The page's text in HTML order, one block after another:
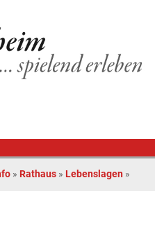
» Rathaus » Lebenslagen »